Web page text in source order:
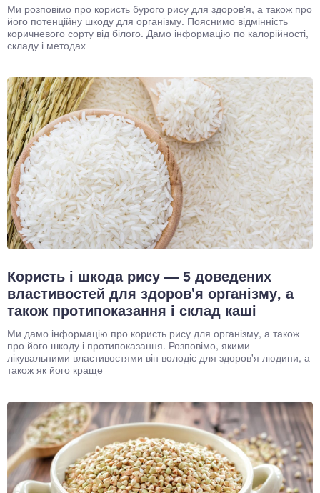
Ми розповімо про користь бурого рису для здоров'я, а також про
його потенційну шкоду для організму. Пояснимо відмінність
коричневого сорту від білого. Дамо інформацію по калорійності,
складу і методах
Користь і шкода рису — 5 доведених
властивостей для здоров'я організму, а
також протипоказання і склад каші
Ми дамо інформацію про користь рису для організму, а також
про його шкоду і протипоказання. Розповімо, якими
лікувальними властивостями він володіє для здоров'я людини, а
також як його краще